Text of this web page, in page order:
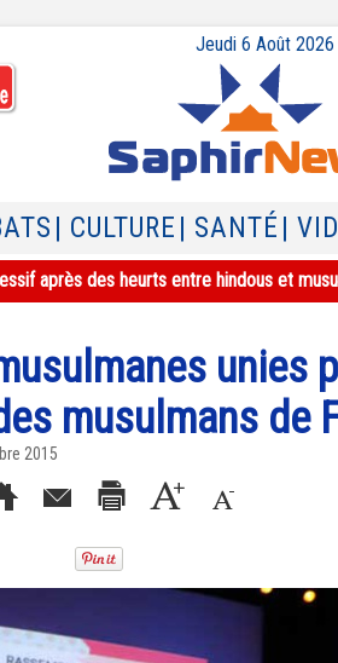
Jeudi 6 Août 2026
| CULTURE | SANTÉ |
après des heurts entre hindous et
unies
musulmans de
2015